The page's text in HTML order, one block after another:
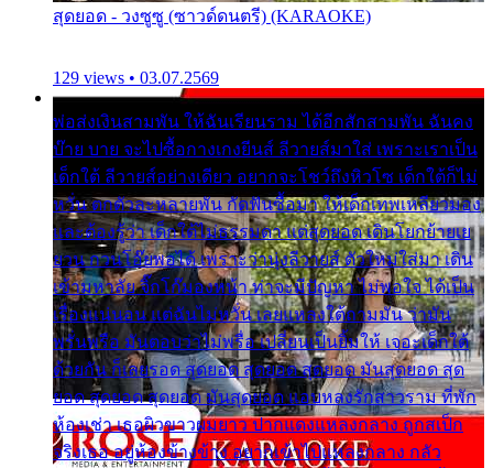
สุดยอด - วงซูซู (ซาวด์ดนตรี) (KARAOKE)
129 views • 03.07.2569
พ่อส่งเงินสามพัน ให้ฉันเรียนราม ได้อีกสักสามพัน ฉันคง
บ๊าย บาย จะไปซื้อกางเกงยีนส์ ลีวายส์มาใส่ เพราะเราเป็น
เด็กใต้ ลีวายส์อย่างเดียว อยากจะโชว์ถึงหิวโซ เด็กใต้ก็ไม่
หวั่น ตกตัวละหลายพัน กัดฟันซื้อมา ให้เด็กเทพเหลียวมอง
และต้องรู้ว่า เด็กใต้ไม่ธรรมดา แต่สุดยอด เดินโยกย้ายเย
ยวน กวนโอ๊ยพอได้ เพราะว่านุ่งลีวายส์ ตัวใหม่ใส่มา เดิน
เข้ามหาลัย จิ๊กโก๊มองหน้า ท่าจะมีปัญหา ไม่พอใจ ได้เป็น
เรื่องแน่นอน แต่ฉันไม่หวั่น เลยแหลงใต้ถามมัน ว่ามัน
พรั่นพรือ มันตอบว่าไม่พรื่อ เปลี่ยนเป็นยิ้มให้ เจอะเด็กใต้
ด้วยกัน ก็เลยรอด สุดยอด สุดยอด สุดยอด มันสุดยอด สุด
ยอด สุดยอด สุดยอด มันสุดยอด แอบหลงรักสาวราม ที่พัก
ห้องเช่า เธอผิวขาวผมยาว ปากแดงแหลงกลาง ถูกสเป็ก
จริงเธอ อยู่ห้องข้างข้าง อยากเข้าไปแหลงกลาง กลัว